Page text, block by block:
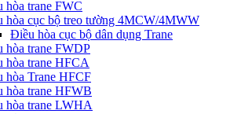
hòa trane FWC
hòa cục bộ treo tường 4MCW/4MWW
Điều hòa cục bộ dân dụng Trane
hòa trane FWDP
hòa trane HFCA
hòa Trane HFCF
hòa trane HFWB
hòa trane LWHA